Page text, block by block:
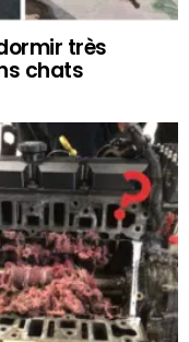
très
chats